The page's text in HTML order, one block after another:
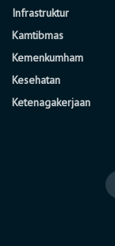
Infrastruktur
Kamtibmas
Kemenkumham
Kesehatan
Ketenagakerjaan